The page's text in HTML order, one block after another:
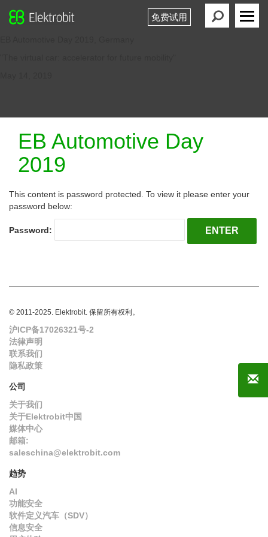
免费试用
EB Automotive Day
2019
This content is password protected. To view it please enter your
password below:
Password:
© 2011-2025. Elektrobit. 保留所有权利。
沪ICP备17026321号-2
法律声明
联系我们
隐私政策
公司
关于我们
关于Elektrobit中国
媒体中心
邮箱:
saleschina@elektrobit.com
趋势
AI
功能安全
软件定义汽车（SDV）
信息安全